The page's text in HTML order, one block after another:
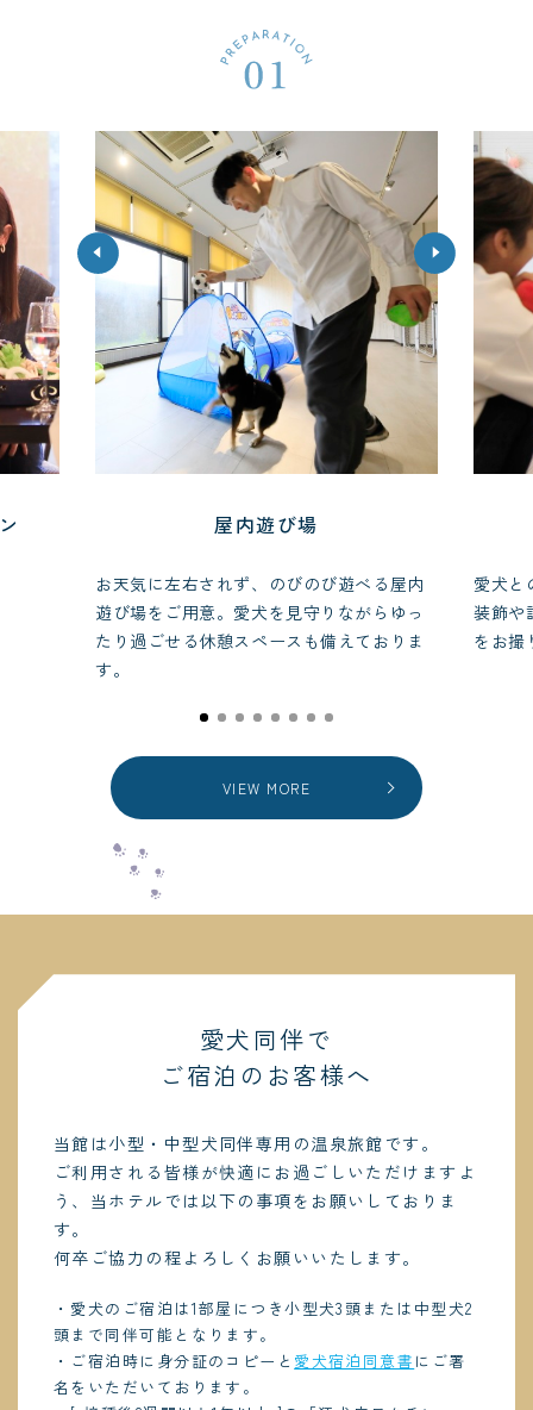
屋内遊び場
お天気に左右されず、のびのび遊べる屋内
遊び場をご用意。愛犬を見守りながらゆっ
たり過ごせる休憩スペースも備えておりま
す。
愛犬と
装飾や
をお撮
VIEW MORE
愛犬同伴で
ご宿泊のお客様へ
当館は小型・中型犬同伴専用の温泉旅館です。
ご利用される皆様が快適にお過ごしいただけますよ
う、当ホテルでは以下の事項をお願いしておりま
す。
何卒ご協力の程よろしくお願いいたします。
・愛犬のご宿泊は1部屋につき小型犬3頭または中型犬2
頭まで同伴可能となります。
・ご宿泊時に身分証のコピーと 愛犬宿泊同意書 にご署
名をいただいております。